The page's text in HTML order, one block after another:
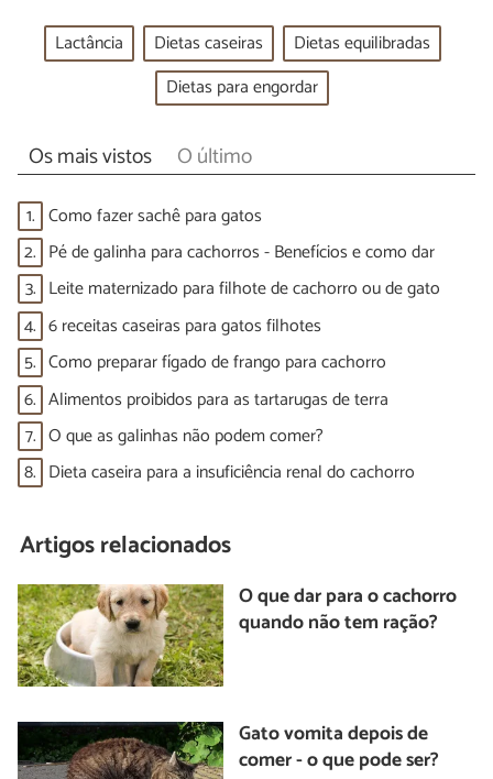
Lactância Dietas caseiras
Dietas equilibradas
Dietas para engordar
Os mais vistos O último
1. Como fazer sachê para gatos
2. Pé de galinha para cachorros - Benefícios e como dar
3. Leite maternizado para filhote de cachorro ou de gato
4. 6 receitas caseiras para gatos filhotes
5. Como preparar fígado de frango para cachorro
6. Alimentos proibidos para as tartarugas de terra
7. O que as galinhas não podem comer?
8. Dieta caseira para a insuficiência renal do cachorro
Artigos relacionados
O que dar para o cachorro
quando não tem ração?
Gato vomita depois de
comer - o que pode ser?